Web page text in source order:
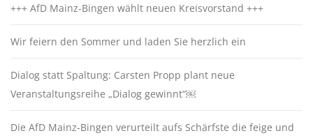
+++ AfD Mainz-Bingen wählt neuen Kreisvorstand +++
Wir feiern den Sommer und laden Sie herzlich ein
Dialog statt Spaltung: Carsten Propp plant neue
Veranstaltungsreihe „Dialog gewinnt“￼
Die AfD Mainz-Bingen verurteilt aufs Schärfste die feige und